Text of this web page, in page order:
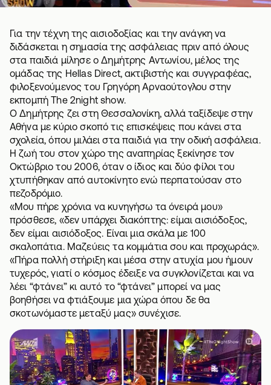
Για την τέχνη της αισιοδοξίας και την ανάγκη να
διδάσκεται η σημασία της ασφάλειας πριν από όλους
στα παιδιά μίλησε ο Δημήτρης Αντωνίου, μέλος της
ομάδας της Hellas Direct, ακτιβιστής και συγγραφέας,
φιλοξενούμενος του Γρηγόρη Αρναούτογλου στην
εκπομπή The 2night show.
Ο Δημήτρης ζει στη Θεσσαλονίκη, αλλά ταξίδεψε στην
Αθήνα με κύριο σκοπότις επισκέψεις που κάνει στα
σχολεία, όπου μιλάει στα παιδιά για την οδική ασφάλεια.
Η ζωή του στον χώρο της αναπηρίας ξεκίνησε τον
Οκτώβριο του 2006, όταν ο ίδιος και δύο φίλοι του
χτυπήθηκαν από αυτοκίνητο ενώ περπατούσαν στο
πεζοδρόμιο.
«Μου πήρε χρόνια να κυνηγήσω τα όνειρά μου»
πρόσθεσε, «δεν υπάρχει διακόπτης: είμαι αισιόδοξος,
δεν είμαι αισιόδοξος. Είναι μια σκάλα με 100
σκαλοπάτια. Μαζεύεις τα κομμάτια σου και προχωράς».
«Πήρα πολλή στήριξη και μέσα στην ατυχία μου ήμουν
τυχερός, γιατί ο κόσμος έδειξε να συγκλονίζεται και να
λέει “φτάνει” κι αυτό το “φτάνει” μπορεί να μας
βοηθήσει να φτιάξουμε μια χώρα όπου δε θα
σκοτωνόμαστε μεταξύ μας» συνέχισε.